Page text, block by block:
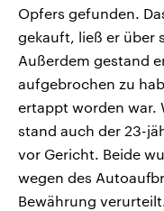
Opfers gefunden.
gekauft, ließ er über
Außerdem gestand
aufgebrochen zu
ertappt worden war.
stand auch der 23-
vor Gericht. Beide
wegen des
Bewährung